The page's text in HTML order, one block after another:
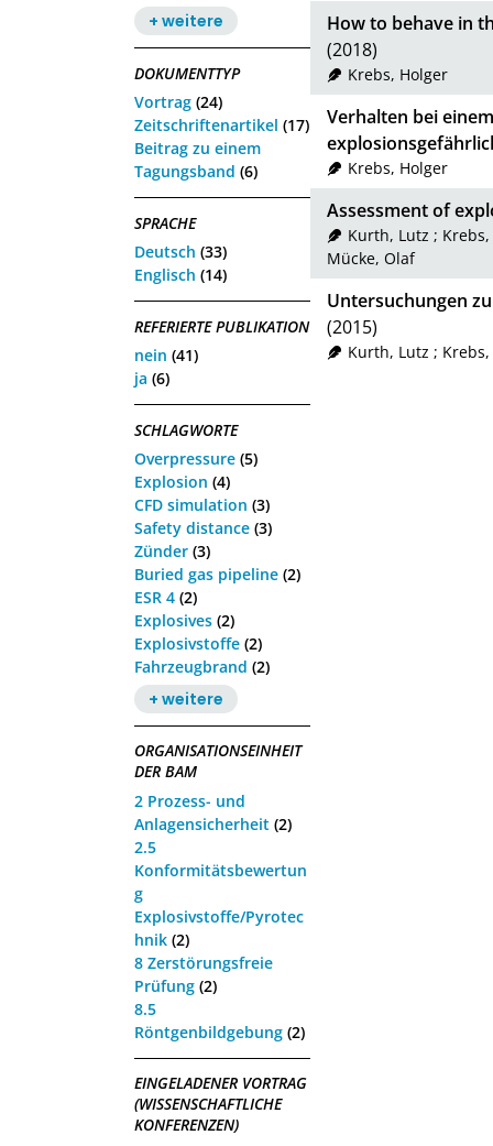
+ weitere
DOKUMENTTYP
Vortrag (24)
Zeitschriftenartikel (17)
Beitrag zu einem
Tagungsband (6)
SPRACHE
Deutsch (33)
Englisch (14)
REFERIERTE PUBLIKATION
nein (41)
ja (6)
SCHLAGWORTE
Overpressure (5)
Explosion (4)
CFD simulation (3)
Safety distance (3)
Zünder (3)
Buried gas pipeline (2)
ESR 4 (2)
Explosives (2)
Explosivstoffe (2)
Fahrzeugbrand (2)
+ weitere
ORGANISATIONSEINHEIT
DER BAM
2 Prozess- und
Anlagensicherheit (2)
2.5
Konformitätsbewertun
g
Explosivstoffe/Pyrotec
hnik (2)
8 Zerstörungsfreie
Prüfung (2)
8.5
Röntgenbildgebung (2)
EINGELADENER VORTRAG
(WISSENSCHAFTLICHE
KONFERENZEN)
How to behave in
(2018)
Krebs, Holger
Verhalten bei
Krebs, Holger
Assessment of
Kurth, Lutz ;
Mücke, Olaf
Untersuchungen
(2015)
Kurth, Lutz ;